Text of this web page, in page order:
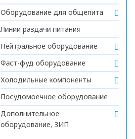
Оборудование для общепита
Линии раздачи питания
Нейтральное оборудование
Фаст-фуд оборудование
Холодильные компоненты
Посудомоечное оборудование
Дополнительное
оборудование, ЗИП